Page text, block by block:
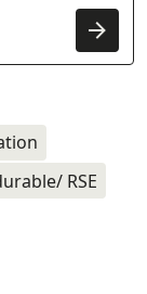
RSE